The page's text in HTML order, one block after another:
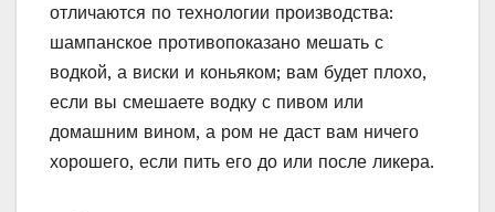
отличаются по технологии производства:
шампанское противопоказано мешать с
водкой, а виски и коньяком; вам будет плохо,
если вы смешаете водку с пивом или
домашним вином, а ром не даст вам ничего
хорошего, если пить его до или после ликера.